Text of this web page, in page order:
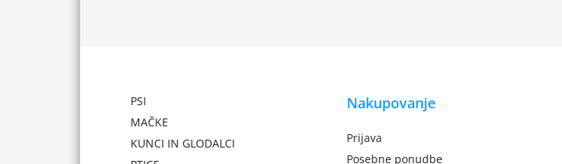
PSI
MAČKE
KUNCI IN GLODALCI
Nakupovanje
Prijava
Posebne ponudbe